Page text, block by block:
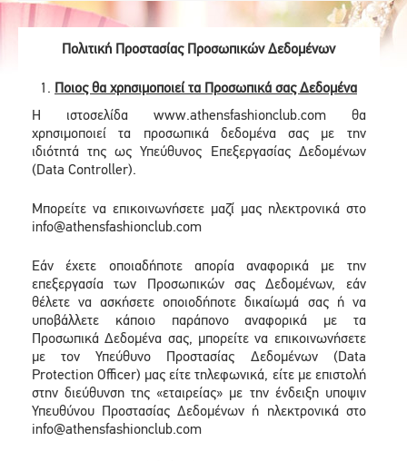
Πολιτική Προστασίας Προσωπικών Δεδομένων
Ποιος θα χρησιμοποιεί τα Προσωπικά σας Δεδομένα
Η ιστοσελίδα www.athensfashionclub.com θα
χρησιμοποιεί τα προσωπικά δεδομένα σας με την
ιδιότητά της ως Υπεύθυνος Επεξεργασίας Δεδομένων
(Data Controller).
Μπορείτε να επικοινωνήσετε μαζί μας ηλεκτρονικά στο
info@athensfashionclub.com
Εάν έχετε οποιαδήποτε απορία αναφορικά με την
επεξεργασία των Προσωπικών σας Δεδομένων, εάν
θέλετε να ασκήσετε οποιοδήποτε δικαίωμά σας ή να
υποβάλλετε κάποιο παράπονο αναφορικά με τα
Προσωπικά Δεδομένα σας, μπορείτε να επικοινωνήσετε
με τον Υπεύθυνο Προστασίας Δεδομένων (Data
Protection Officer) μας είτε τηλεφωνικά, είτε με επιστολή
στην διεύθυνση της «εταιρείας» με την ένδειξη υποψιν
Υπευθύνου Προστασίας Δεδομένων ή ηλεκτρονικά στο
info@athensfashionclub.com